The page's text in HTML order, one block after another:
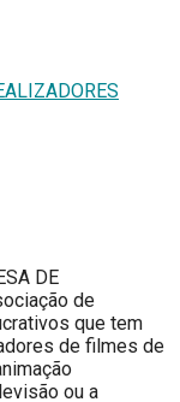
DE
de
que tem
de filmes de
ou a